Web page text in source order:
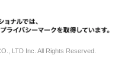
LTD Inc. All Rights Reserved.